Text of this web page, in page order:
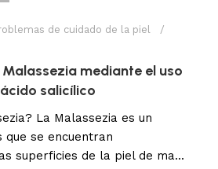
de cuidado de la piel
mediante el uso
salicílico
La Malassezia es un
que se encuentran
superficies de la piel de ma...